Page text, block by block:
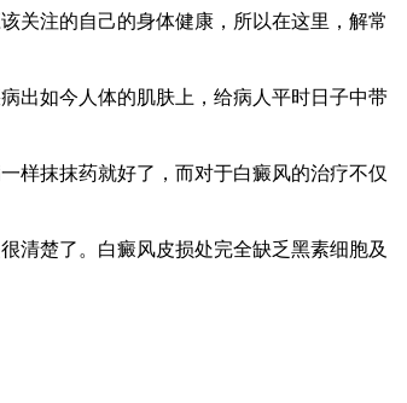
关注的自己的身体健康，所以在这里，解常
出如今人体的肌肤上，给病人平时日子中带
样抹抹药就好了，而对于白癜风的治疗不仅
清楚了。白癜风皮损处完全缺乏黑素细胞及